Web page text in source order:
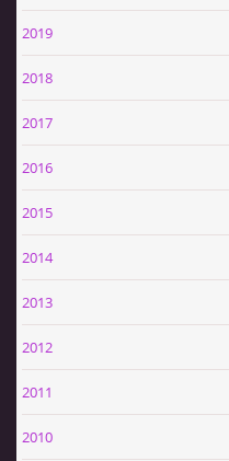
2019
2018
2017
2016
2015
2014
2013
2012
2011
2010